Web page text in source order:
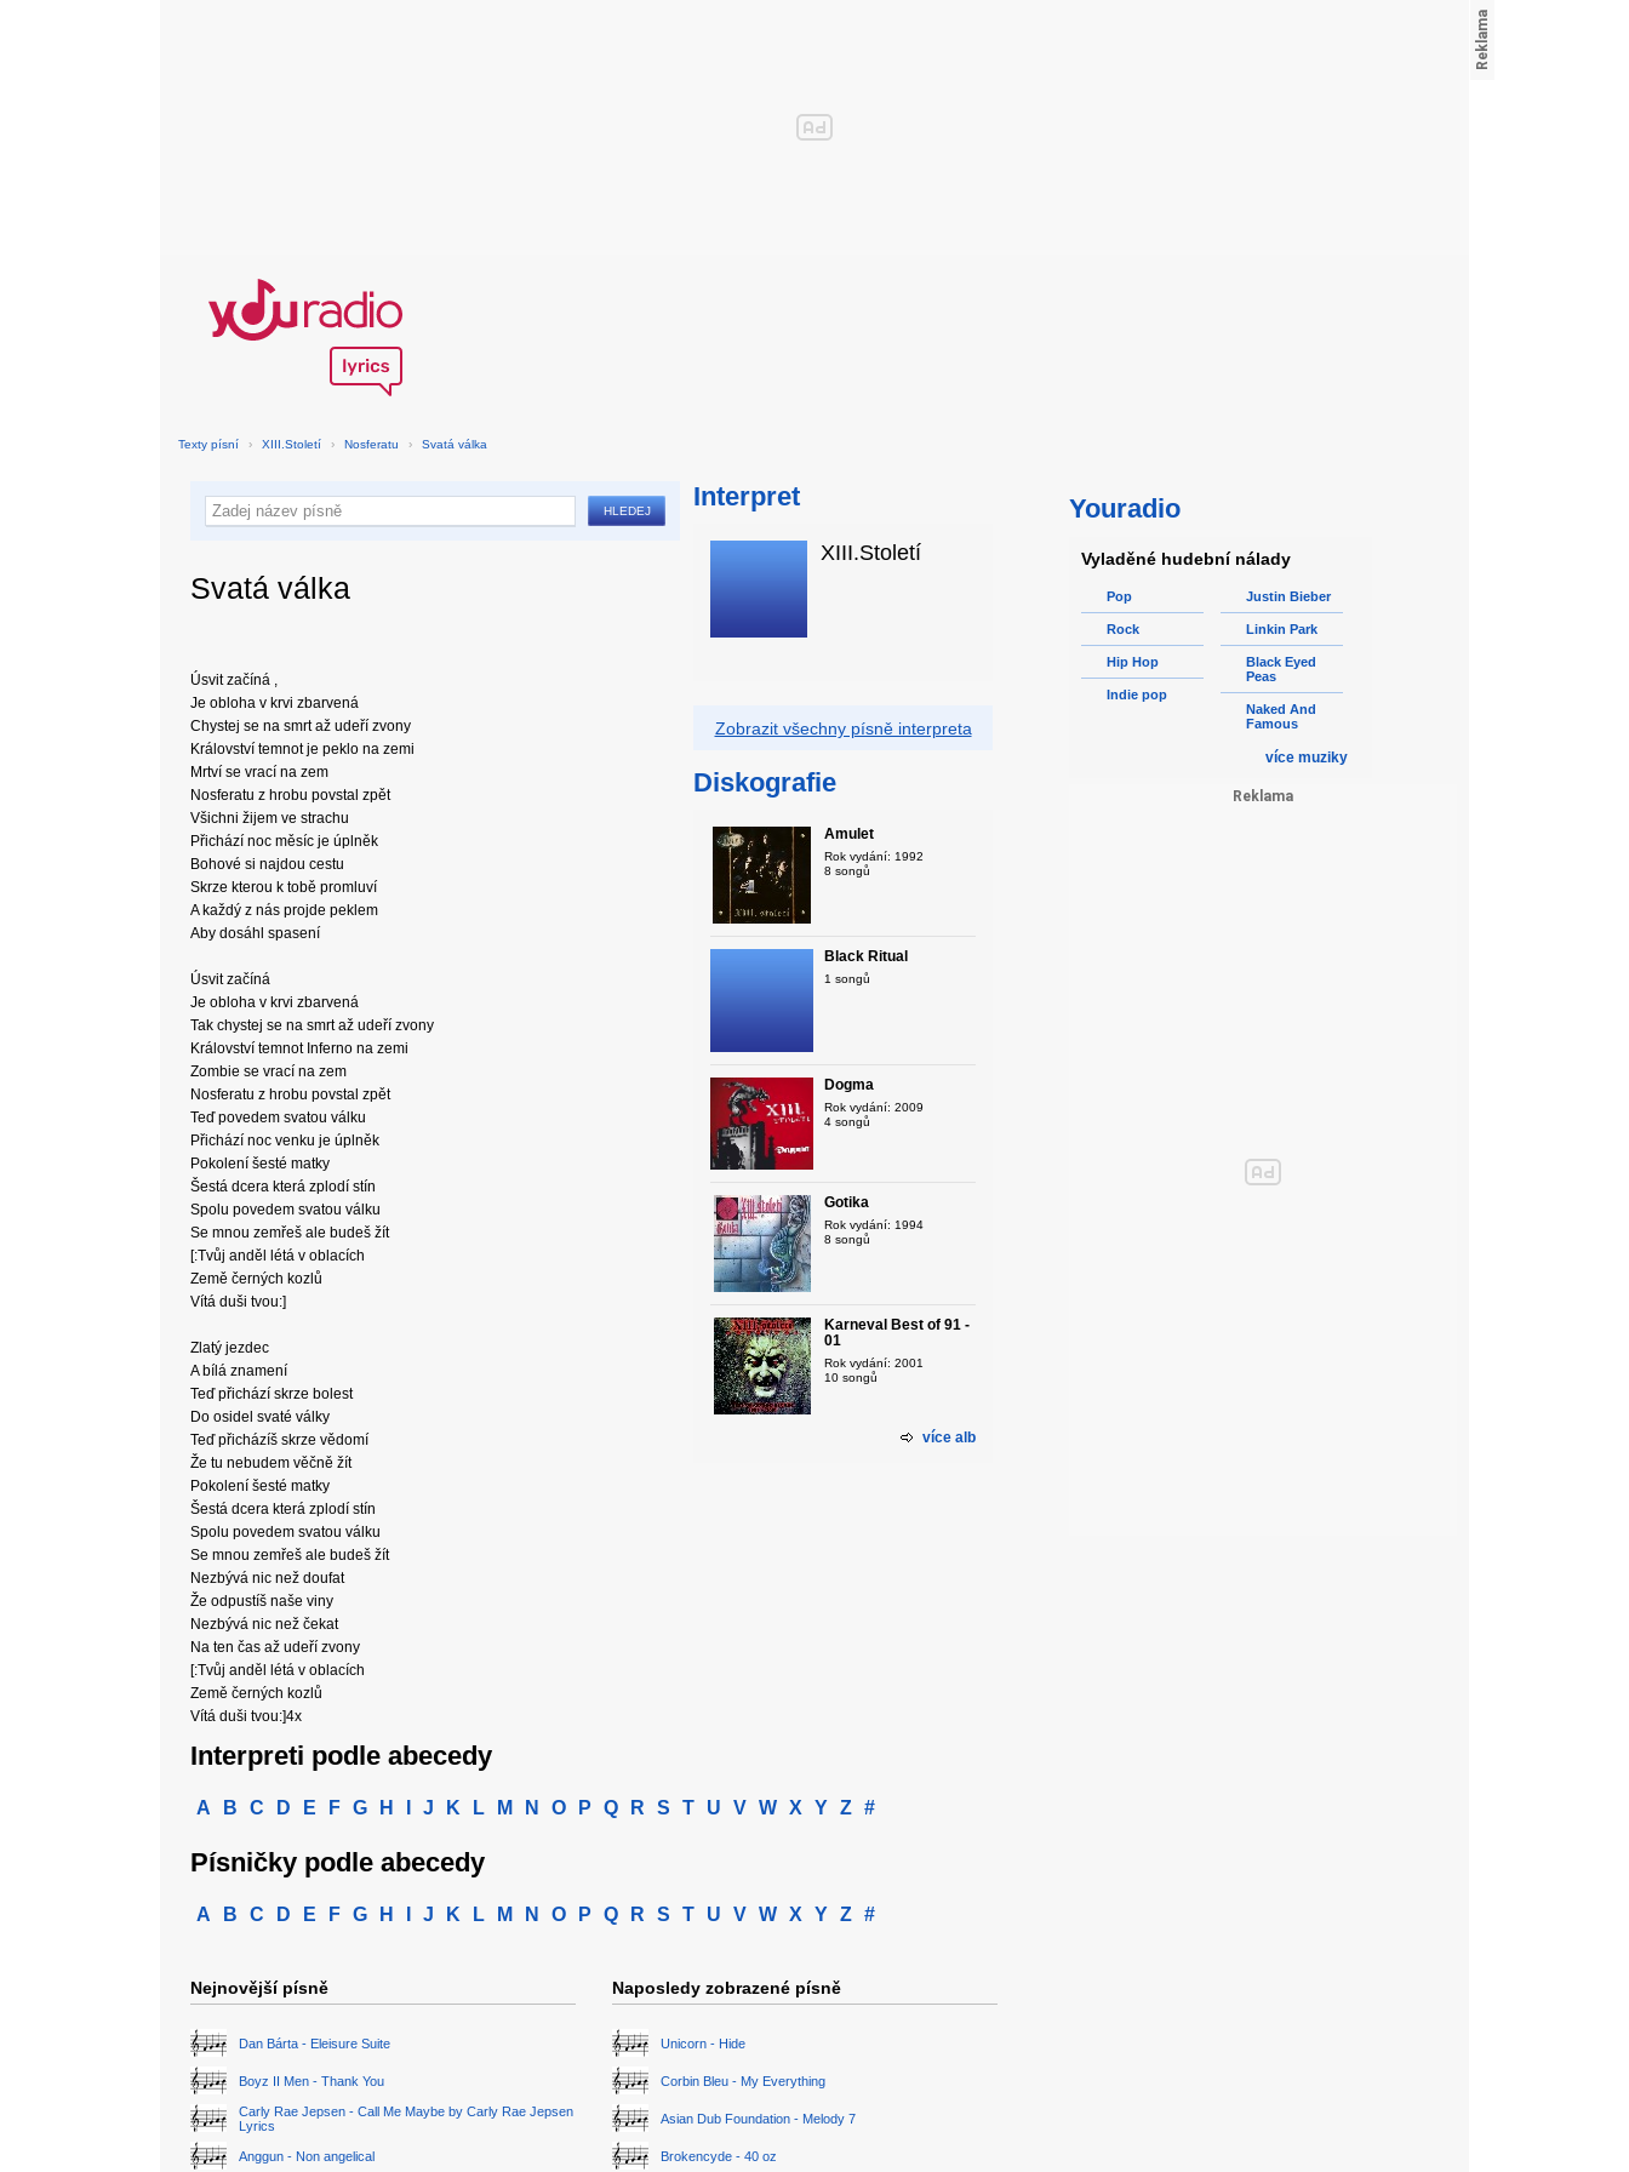
Texty písní › XIII.Století › Nosferatu › Svatá válka
Svatá válka
Úsvit začíná ,
Je obloha v krvi zbarvená
Chystej se na smrt až udeří zvony
Království temnot je peklo na zemi
Mrtví se vrací na zem
Nosferatu z hrobu povstal zpět
Všichni žijem ve strachu
Přichází noc měsíc je úplněk
Bohové si najdou cestu
Skrze kterou k tobě promluví
A každý z nás projde peklem
Aby dosáhl spasení
Úsvit začíná
Je obloha v krvi zbarvená
Tak chystej se na smrt až udeří zvony
Království temnot Inferno na zemi
Zombie se vrací na zem
Nosferatu z hrobu povstal zpět
Teď povedem svatou válku
Přichází noc venku je úplněk
Pokolení šesté matky
Šestá dcera která zplodí stín
Spolu povedem svatou válku
Se mnou zemřeš ale budeš žít
[:Tvůj anděl létá v oblacích
Země černých kozlů
Vítá duši tvou:]
Zlatý jezdec
A bílá znamení
Teď přichází skrze bolest
Do osidel svaté války
Teď přicházíš skrze vědomí
Že tu nebudem věčně žít
Pokolení šesté matky
Šestá dcera která zplodí stín
Spolu povedem svatou válku
Se mnou zemřeš ale budeš žít
Nezbývá nic než doufat
Že odpustíš naše viny
Nezbývá nic než čekat
Na ten čas až udeří zvony
[:Tvůj anděl létá v oblacích
Země černých kozlů
Vítá duši tvou:]4x
Interpret
XIII.Století
Zobrazit všechny písně interpreta
Diskografie
Amulet
Rok vydání: 1992
8 songů
Black Ritual
1 songů
Dogma
Rok vydání: 2009
4 songů
Gotika
Rok vydání: 1994
8 songů
Karneval Best of 91 -
01
Rok vydání: 2001
10 songů
více alb
Interpreti podle abecedy
A B C D E F G H J K L M N O P Q R S T U V W X Y Z #
Písničky podle abecedy
A B C D E F G H J K L M N O P Q R S T U V W X Y Z #
Nejnovější písně
Dan Bárta - Eleisure Suite
Boyz II Men - Thank You
Carly Rae Jepsen - Call Me Maybe by Carly Rae Jepsen
Lyrics
Anggun - Non angelical
Naposledy zobrazené písně
Unicorn - Hide
Corbin Bleu - My Everything
Asian Dub Foundation - Melody 7
Brokencyde - 40 oz
Youradio
Vyladěné hudební nálady
Pop
Rock
Hip Hop
Indie pop
Justin Bieber
Linkin Park
Black Eyed
Peas
Naked And
Famous
více muziky